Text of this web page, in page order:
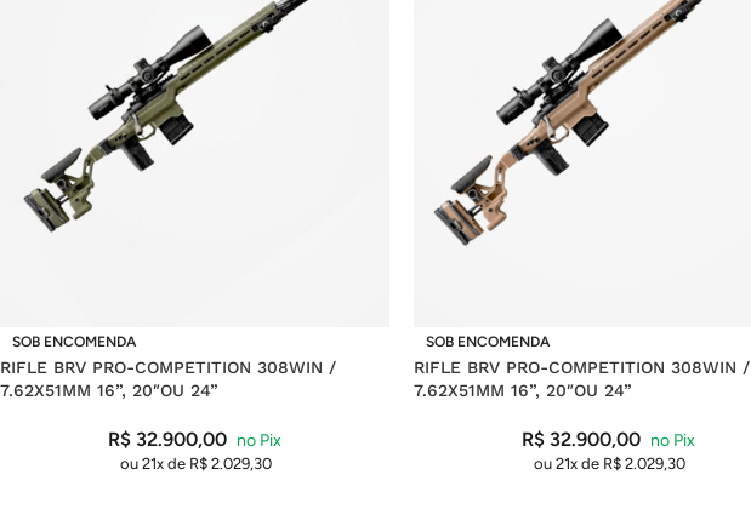
SOB ENCOMENDA
RIFLE BRV PRO-COMPETITION 308WIN /
7.62X51MM 16”, 20″OU 24”
R$ 32.900,00
ou 21x de R$2.029,30
SOB ENCOMENDA
RIFLE BRV PRO-COMPETITION 308WIN /
7.62X51MM 16”, 20″OU 24”
R$ 32.900,00
ou 21x de R$2.029,30